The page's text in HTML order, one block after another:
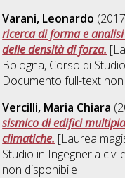
Varani, Leonardo
ricerca di forma e
delle densità di forza.
Bologna, Corso di
Documento full-text
Vercilli, Maria Chiara
sismico di edifici
climatiche. [Laurea
Studio in Ingegneria
non disponibile